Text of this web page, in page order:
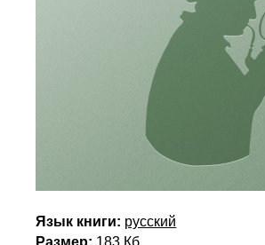
Язык книги: русский
Размер: 183 Кб